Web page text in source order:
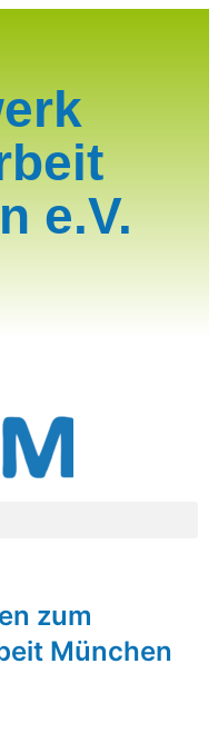
e.V.
zum
München